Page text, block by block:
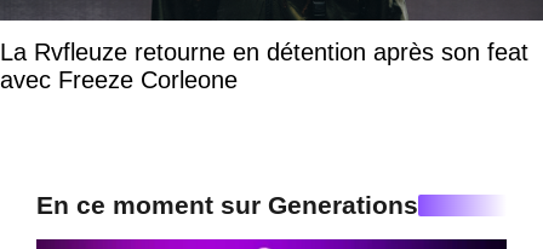
La Rvfleuze retourne en détention après son feat
avec Freeze Corleone
En ce moment sur Generations